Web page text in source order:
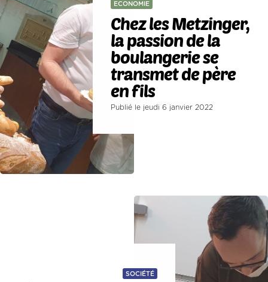
ECONOMIE
Chez les Metzinger,
la passion de la
boulangerie se
transmet de père
en fils
Publié le jeudi 6 janvier 2022
SOCIÉTÉ